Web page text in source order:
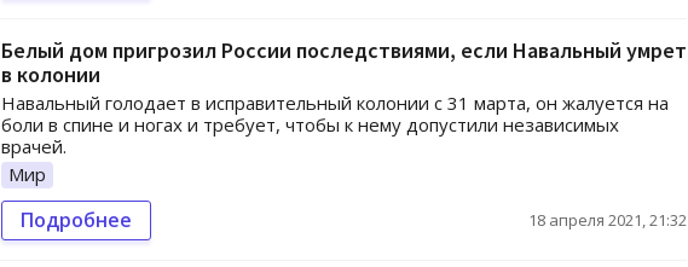
Белый дом пригрозил России последствиями, если Навальный умрет
в колонии
Навальный голодает в исправительный колонии с 31 марта, он жалуется на
боли в спине и ногах и требует, чтобы к нему допустили независимых
врачей.
Мир
Подробнее 18 апреля 2021, 21:32